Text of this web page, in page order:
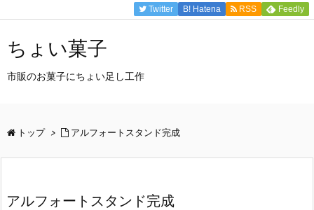
Twitter B! Hatena RSS Feedly
ちょい菓子
市販のお菓子にちょい足し工作
トップ > アルフォートスタンド完成
アルフォートスタンド完成